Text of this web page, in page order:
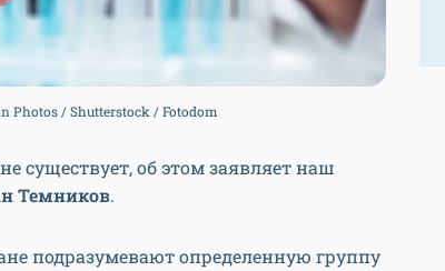
Photos / Shutterstock / Fotodom
существует, об этом заявляет наш
Темников.
подразумевают определенную группу